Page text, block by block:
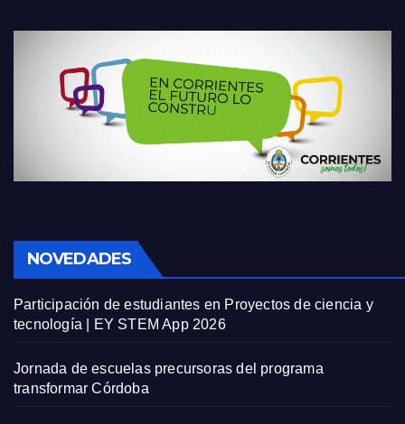
NOVEDADES
Participación de estudiantes en Proyectos de ciencia y
tecnología | EY STEM App 2026
Jornada de escuelas precursoras del programa
transformar Córdoba